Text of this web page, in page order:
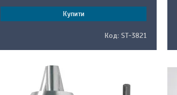
Купити
ST-3821